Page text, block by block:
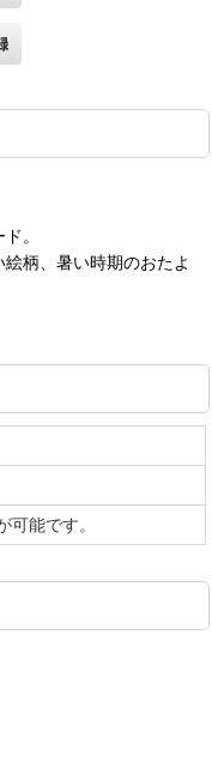
。
柄、暑い時期のおたよ
能です。